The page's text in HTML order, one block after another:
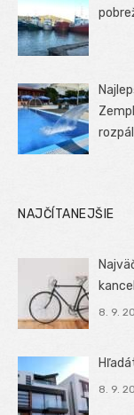
NAJČÍTANEJŠIE
8. 9.
8. 9.